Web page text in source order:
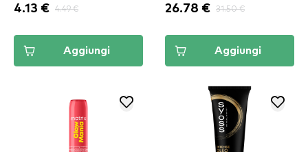
4.13 € 4.49 €
Aggiungi
26.78 € 31.50 €
Aggiungi